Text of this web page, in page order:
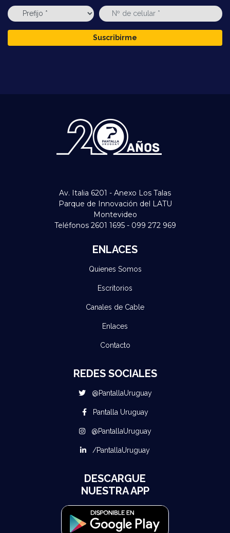
Suscribirme
Av. Italia 6201 - Anexo Los Talas
Parque de Innovación del LATU
Montevideo
Teléfonos 2601 1695 - 099 272 969
ENLACES
Quienes Somos
Escritorios
Canales de Cable
Enlaces
Contacto
REDES SOCIALES
@PantallaUruguay
Pantalla Uruguay
@PantallaUruguay
/PantallaUruguay
DESCARGUE
NUESTRA APP